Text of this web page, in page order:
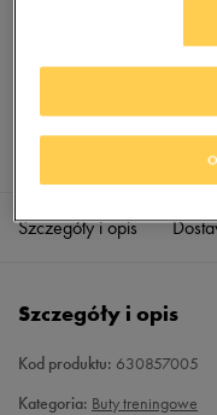
Jeśli artykuł będzie
38,5 24 cm
42 26,5 cm
Sprawdź dostępność
Szczegóły i opis
Szczegóły i opis
Kod produktu: 630857005
Kategoria: Buty treningowe